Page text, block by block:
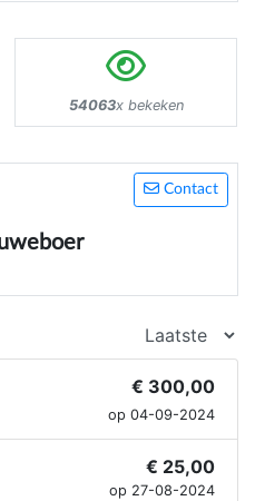
54063x bekeken
Contact
€ 300,00
op 04-09-2024
€ 25,00
op 27-08-2024